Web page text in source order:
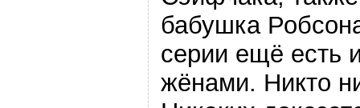
бабушка
серии ещё есть
жёнами. Никто